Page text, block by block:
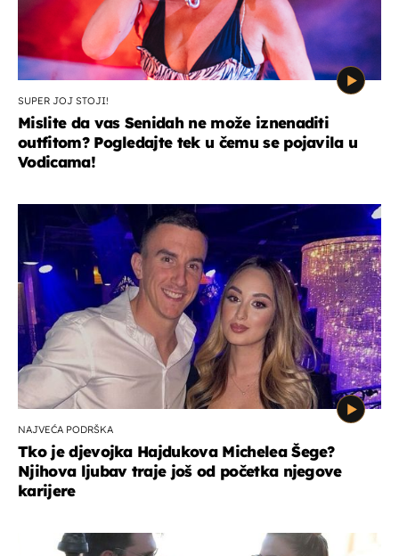
SUPER JOJ STOJI!
Mislite da vas Senidah ne može iznenaditi
outfitom? Pogledajte tek u čemu se pojavila u
Vodicama!
NAJVEĆA PODRŠKA
Tko je djevojka Hajdukova Michelea Šege?
Njihova ljubav traje još od početka njegove
karijere